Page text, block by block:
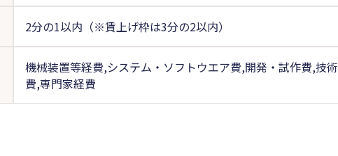
2分の1以内（※賃上げ枠は3分の2以内）
機械装置等経費,システム・ソフトウエア費,開発・試作費,技
費,専門家経費